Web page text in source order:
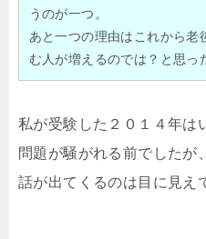
うのが一つ。
あと一つの理由はこれから老
む人が増えるのでは？と思っ
私が受験した２０１４年は
問題が騒がれる前でしたが
話が出てくるのは目に見え